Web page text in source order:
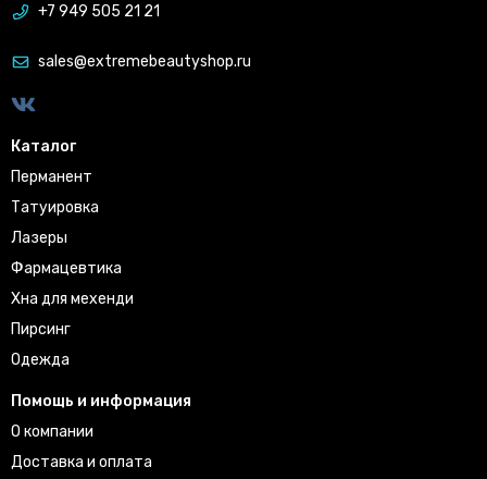
+7 949 505 21 21
sales@extremebeautyshop.ru
Каталог
Перманент
Татуировка
Лазеры
Фармацевтика
Хна для мехенди
Пирсинг
Одежда
Помощь и информация
О компании
Доставка и оплата